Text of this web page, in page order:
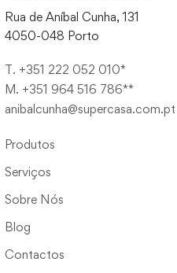
Rua de Aníbal Cunha, 131
4050-048 Porto
T. +351 222 052 010*
M. +351 964 516 786**
anibalcunha@supercasa.com.pt
Produtos
Serviços
Sobre Nós
Blog
Contactos